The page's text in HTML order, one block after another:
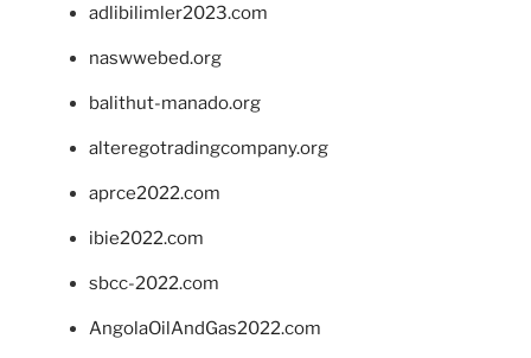
adlibilimler2023.com
naswwebed.org
balithut-manado.org
alteregotradingcompany.org
aprce2022.com
ibie2022.com
sbcc-2022.com
AngolaOilAndGas2022.com